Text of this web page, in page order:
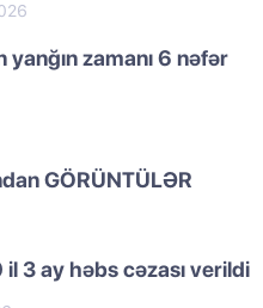
zamanı 6 nəfər
GÖRÜNTÜLƏR
3 ay həbs cəzası verildi